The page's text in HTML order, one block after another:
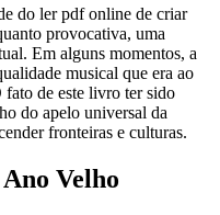
do ler pdf online de criar
provocativa, uma
Em alguns momentos, a
musical que era ao
de este livro ter sido
do apelo universal da
fronteiras e culturas.
Velho